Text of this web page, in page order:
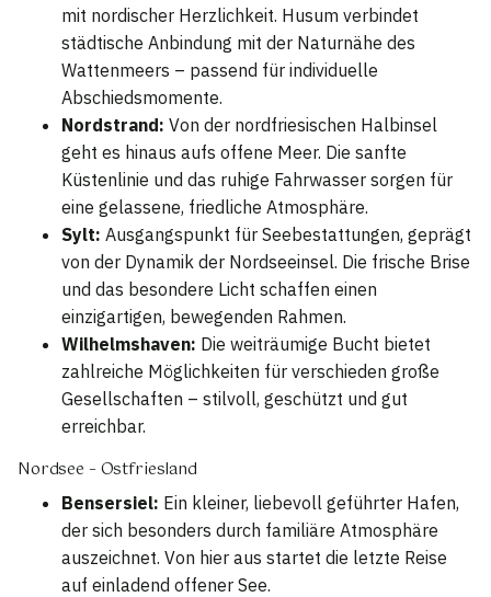
mit nordischer Herzlichkeit. Husum verbindet
städtische Anbindung mit der Naturnähe des
Wattenmeers – passend für individuelle
Abschiedsmomente.
Nordstrand: Von der nordfriesischen Halbinsel
geht es hinaus aufs offene Meer. Die sanfte
Küstenlinie und das ruhige Fahrwasser sorgen für
eine gelassene, friedliche Atmosphäre.
Sylt: Ausgangspunkt für Seebestattungen, geprägt
von der Dynamik der Nordseeinsel. Die frische Brise
und das besondere Licht schaffen einen
einzigartigen, bewegenden Rahmen.
Wilhelmshaven: Die weiträumige Bucht bietet
zahlreiche Möglichkeiten für verschieden große
Gesellschaften – stilvoll, geschützt und gut
erreichbar.
Nordsee – Ostfriesland
Bensersiel: Ein kleiner, liebevoll geführter Hafen,
der sich besonders durch familiäre Atmosphäre
auszeichnet. Von hier aus startet die letzte Reise
auf einladend offener See.